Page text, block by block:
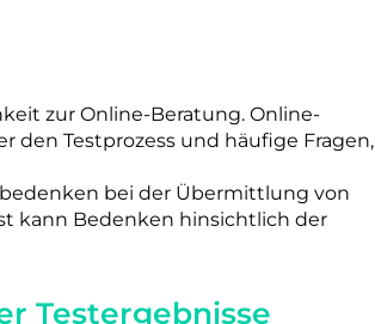
zur Online-Beratung. Online-
Testprozess und häufige Fragen,
bei der Übermittlung von
kann Bedenken hinsichtlich der
Testergebnisse